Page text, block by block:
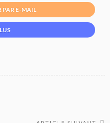
PAR E-MAIL